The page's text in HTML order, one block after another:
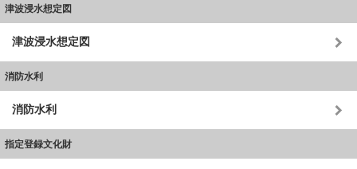
津波浸水想定図
津波浸水想定図
消防水利
消防水利
指定登録文化財